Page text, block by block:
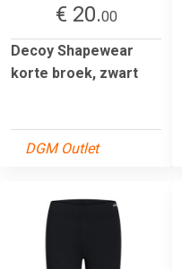
€ 20.00
Decoy Shapewear
korte broek, zwart
DGM Outlet